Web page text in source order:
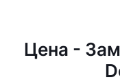
Цена -